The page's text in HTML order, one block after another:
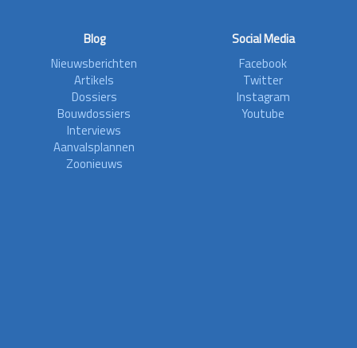
Blog
Nieuwsberichten
Artikels
Dossiers
Bouwdossiers
Interviews
Aanvalsplannen
Zoonieuws
Social Media
Facebook
Twitter
Instagram
Youtube